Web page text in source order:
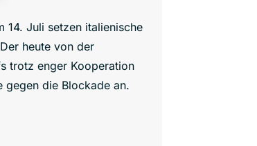
14. Juli setzen italienische
heute von der
trotz enger Kooperation
gegen die Blockade an.